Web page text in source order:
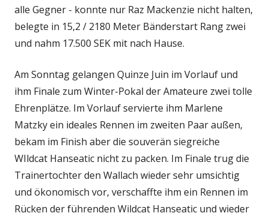
alle Gegner - konnte nur Raz Mackenzie nicht halten,
belegte in 15,2 / 2180 Meter Bänderstart Rang zwei
und nahm 17.500 SEK mit nach Hause.
Am Sonntag gelangen Quinze Juin im Vorlauf und
ihm Finale zum Winter-Pokal der Amateure zwei tolle
Ehrenplätze. Im Vorlauf servierte ihm Marlene
Matzky ein ideales Rennen im zweiten Paar außen,
bekam im Finish aber die souverän siegreiche
WIldcat Hanseatic nicht zu packen. Im Finale trug die
Trainertochter den Wallach wieder sehr umsichtig
und ökonomisch vor, verschaffte ihm ein Rennen im
Rücken der führenden Wildcat Hanseatic und wieder